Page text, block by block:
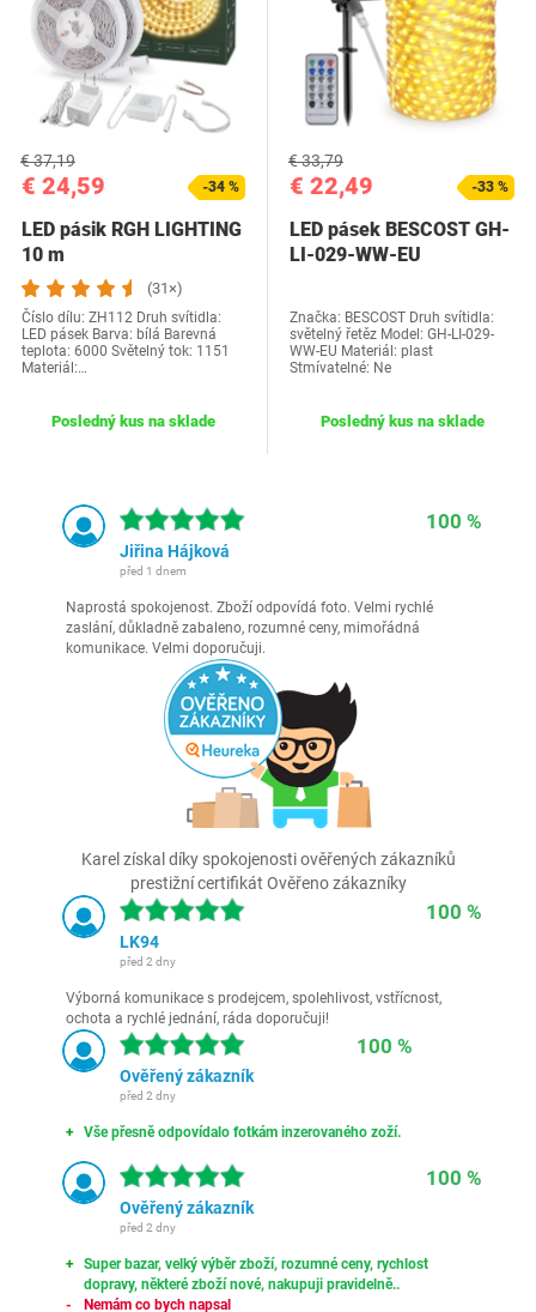
€ 24,59
€ 37,19
-34 %
LED pásik RGH LIGHTING
10 m
(31×)
Číslo dílu‎: ZH112 Druh svítidla:
LED pásek Barva: bílá Barevná
teplota: 6000 Světelný tok: 1151
Materiál:…
Posledný kus na sklade
€ 22,49
€ 33,79
-33 %
LED pásek BESCOST GH-
LI-029-WW-EU
Značka: BESCOST Druh svítidla:
světelný řetěz Model: GH-LI-029-
WW-EU Materiál: plast
Stmívatelné: Ne
Posledný kus na sklade
100 %
Jiřina Hájková
před 1 dnem
Naprostá spokojenost. Zboží odpovídá foto. Velmi rychlé
zaslání, důkladně zabaleno, rozumné ceny, mimořádná
komunikace. Velmi doporučuji.
Karel získal díky spokojenosti ověřených zákazníků
prestižní certifikát Ověřeno zákazníky
100 %
LK94
před 2 dny
Výborná komunikace s prodejcem, spolehlivost, vstřícnost,
ochota a rychlé jednání, ráda doporučuji!
100 %
Ověřený zákazník
před 2 dny
Vše přesně odpovídalo fotkám inzerovaného zoží.
100 %
Ověřený zákazník
před 2 dny
Super bazar, velký výběr zboží, rozumné ceny, rychlost
dopravy, některé zboží nové, nakupuji pravidelně..
Nemám co bych napsal